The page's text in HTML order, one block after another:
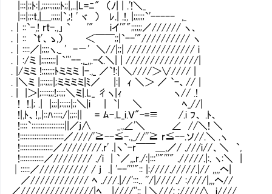
|:::|;;ﾄ:|,;;;::;;;;;ﾄ;;|,..|L=ﾆ" （ﾉ| | .'!＼_
|:::|;;:t,|＿;;;;;|`,;! ' ヾ ） ﾚ.| .!, |;;;;;;`'----- ,_ ちょっ
.｜::`-,! rt-.,」 ` '" iイ'"";;;;;;／////// ヽ、
.｜:: `t'、ゝ,） ＜￣￣;;|`--'"////////// ヽ パッションリ
.｜::::／|;;;;ヽ._ ' -－' ＼//|;;| ////////////// i
.｜:/ミ |;;;;;;;;| `'''--.,_,,.-く.＼| | ///////////////| 保有
. |/ミミ !;;;;;;;ﾄミミミ |-.,_ ／`!:| ＼////＞∨//// |
. |＼ミ |;;:;;;;|;ミミミミ|ﾐ／ |:| ｨ ＼＞ ／ `-、// |
. | |＞|;::::;;;!;:;;;＼ミ|.L_ 彳ヽ|ｨ ヽ// .!
! !.|; .| |;;;|;:;;;;|;;＼|i | `| ＼ ﾍ_//|
!|,ﾄ、!,.|::ﾊ::::;/|;;::|| = ﾑ-.L_i.Ｖ"-=≡ /.i ﾌ、 .ﾄ、
!::::`::::::::::::::::::||／j∧ _.,∠'＼ ∠ //＼! ＼
!::::::::::::::::::::::::／////'≧--≦-.,_//''≧ r≦--.ソ//.＼ .ヽ
!::::::::::::::::::／////////.r' .|ヽ`-r￣￣＿,／/ .///i//、＼ `,
!:::::::::::::／//////// ./i | `／,,.r./:|:::''"'''" ./////.|:. ヽ:＼ |
│:::::／////////// / j .| '--''''":: |:////./////.|// ,,,,ヘ|
／//////////// ﾍ .///.|//':::.. ''/|////./ :////|,,,ヘ//
／///////////////|ﾍ |////''::..|.＼///; ;////∧ i////